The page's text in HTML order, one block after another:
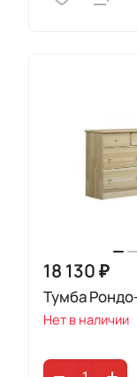
18 130 ₽
Тумба
Нет в наличии